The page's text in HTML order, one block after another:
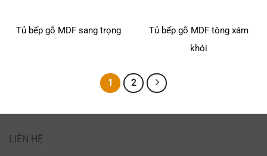
Tủ bếp gỗ MDF sang trọng
Tủ bếp gỗ MDF tông xám
khói
1 2
LIÊN HỆ